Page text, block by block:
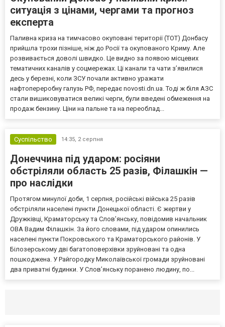
ситуація з цінами, чергами та прогноз
експерта
Паливна криза на тимчасово окуповані території (ТОТ) Донбасу
прийшла трохи пізніше, ніж до Росії та окупованого Криму. Але
розвивається доволі швидко. Це видно за появою місцевих
тематичних каналів у соцмережах. Ці канали та чати з’явилися
десь у березні, коли ЗСУ почали активно уражати
нафтопереробну галузь РФ, передає novosti.dn.ua. Тоді ж біля АЗС
стали вишиковуватися великі черги, були введені обмеження на
продаж бензину. Ціни на пальне та на переоблад...
Суспільство 14:35, 2 серпня
Донеччина під ударом: росіяни
обстріляли область 25 разів, Філашкін —
про наслідки
Протягом минулої доби, 1 серпня, російські війська 25 разів
обстріляли населені пункти Донецької області. Є жертви у
Дружківці, Краматорську та Слов’янську, повідомив начальник
ОВА Вадим Філашкін. За його словами, під ударом опинились
населені пункти Покровського та Краматорського районів. У
Білозерському дві багатоповерхівки зруйновані та одна
пошкоджена. У Райгородку Миколаївської громади зруйновані
два приватні будинки. У Слов’янську поранено людину, по...